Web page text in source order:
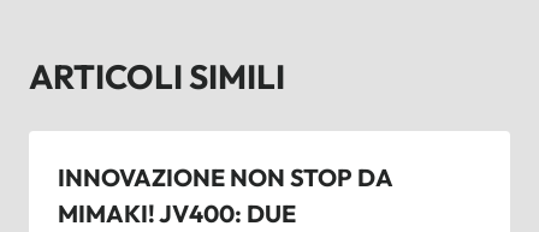
ARTICOLI SIMILI
INNOVAZIONE NON STOP DA
MIMAKI! JV400: DUE